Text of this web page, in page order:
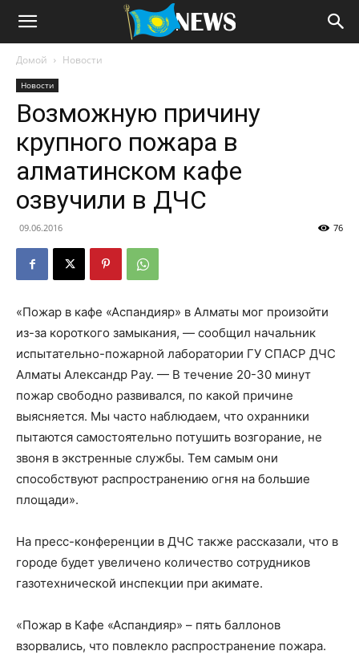
Домой Новости
Новости
Возможную причину
крупного пожара в
алматинском кафе
озвучили в ДЧС
09.06.2016 76
«Пожар в кафе «Аспандияр» в Алматы мог произойти
из-за короткого замыкания, — сообщил начальник
испытательно-пожарной лаборатории ГУ СПАСР ДЧС
Алматы Александр Рау. — В течение 20-30 минут
пожар свободно развивался, по какой причине
выясняется. Мы часто наблюдаем, что охранники
пытаются самостоятельно потушить возгорание, не
звоня в экстренные службы. Тем самым они
способствуют распространению огня на большие
площади».
На пресс-конференции в ДЧС также рассказали, что в
городе будет увеличено количество сотрудников
газотехнической инспекции при акимате.
«Пожар в Кафе «Аспандияр» – пять баллонов
взорвались, что повлекло распространение пожара.